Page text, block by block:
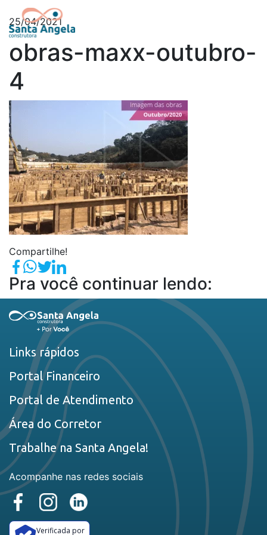
25/04/2021
obras-maxx-outubro-
4
Compartilhe!
Pra você continuar lendo:
Links rápidos
Portal Financeiro
Portal de Atendimento
Área do Corretor
Trabalhe na Santa Angela!
Acompanhe nas redes sociais
Verificada por